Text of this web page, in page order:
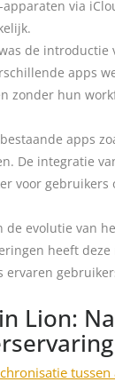
via
de introductie
apps
zonder hun
apps
De integratie
voor
evolutie van
heeft deze
ervaren
Lion:
tussen